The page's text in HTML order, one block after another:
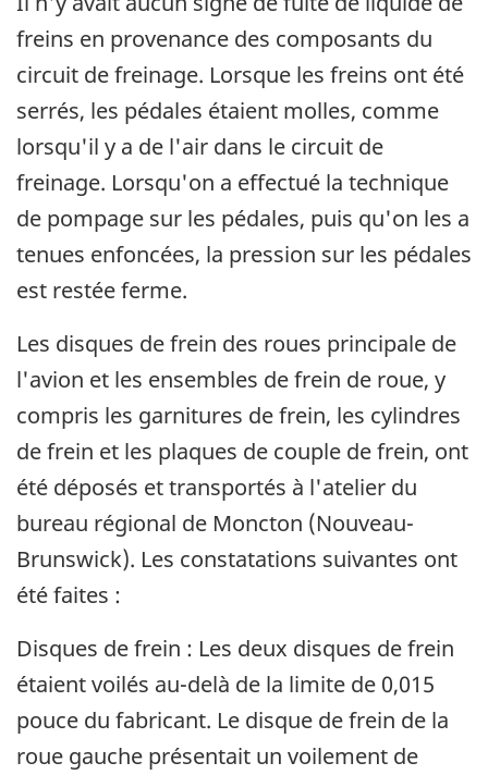
freins en provenance des composants du
circuit de freinage. Lorsque les freins ont été
serrés, les pédales étaient molles, comme
lorsqu'il y a de l'air dans le circuit de
freinage. Lorsqu'on a effectué la technique
de pompage sur les pédales, puis qu'on les a
tenues enfoncées, la pression sur les pédales
est restée ferme.
Les disques de frein des roues principale de
l'avion et les ensembles de frein de roue, y
compris les garnitures de frein, les cylindres
de frein et les plaques de couple de frein, ont
été déposés et transportés à l'atelier du
bureau régional de Moncton (Nouveau-
Brunswick). Les constatations suivantes ont
été faites :
Disques de frein : Les deux disques de frein
étaient voilés au-delà de la limite de 0,015
pouce du fabricant. Le disque de frein de la
roue gauche présentait un voilement de